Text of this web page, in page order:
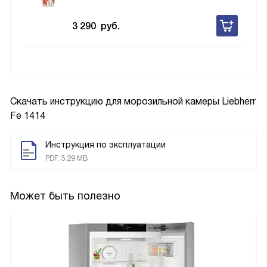
Скачать инструкцию для морозильной камеры Liebherr
Fe 1414
Инструкция по эксплуатации
PDF, 3.29 MB
Может быть полезно
3 290 руб.